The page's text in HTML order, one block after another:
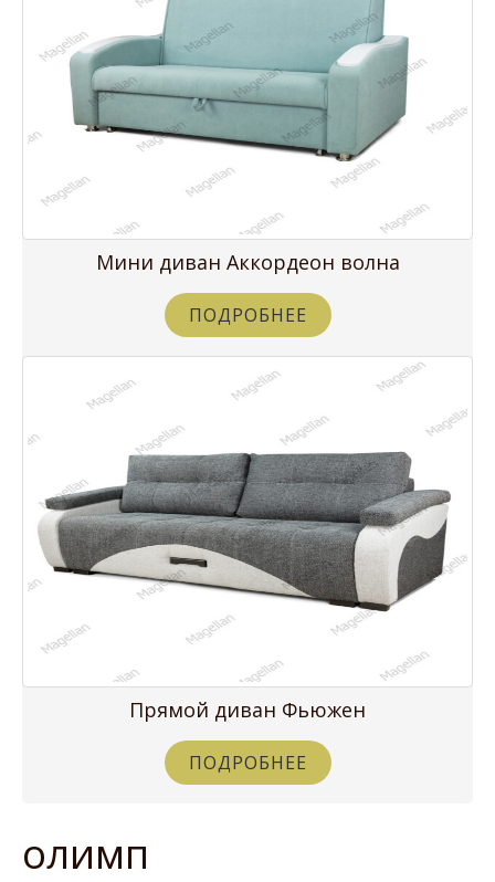
Мини диван Аккордеон волна
ПОДРОБНЕЕ
Прямой диван Фьюжен
ПОДРОБНЕЕ
олимп